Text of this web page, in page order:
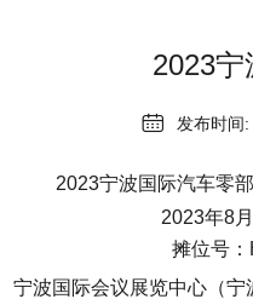
2023宁
 发布时间
2023宁波国际汽车零
2023年8
摊位号
宁波国际会议展览中心（宁